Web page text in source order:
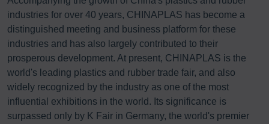
industries for over 40 years, CHINAPLAS has become a
distinguished meeting and business platform for these
industries and has also largely contributed to their
prosperous development. At present, CHINAPLAS is the
world's leading plastics and rubber trade fair, and also
widely recognized by the industry as one of the most
influential exhibitions in the world. Its significance is
surpassed only by K Fair in Germany, the world's premier